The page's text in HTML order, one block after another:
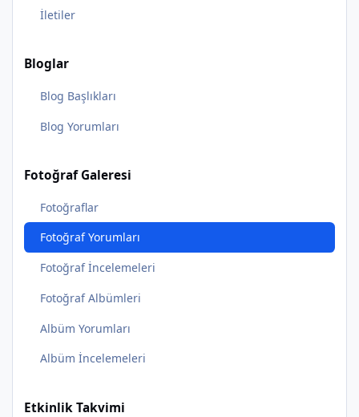
İletiler
Bloglar
Blog Başlıkları
Blog Yorumları
Fotoğraf Galeresi
Fotoğraflar
Fotoğraf Yorumları
Fotoğraf İncelemeleri
Fotoğraf Albümleri
Albüm Yorumları
Albüm İncelemeleri
Etkinlik Takvimi